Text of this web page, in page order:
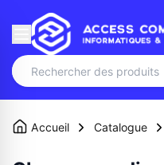
Accueil Catalogue